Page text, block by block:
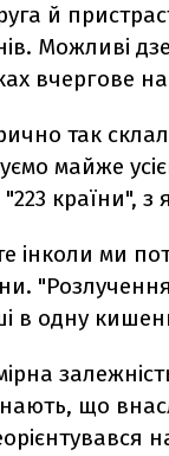
й
Можливі
вчергове
так
майже
"223 країни",
інколи ми
в одну
що